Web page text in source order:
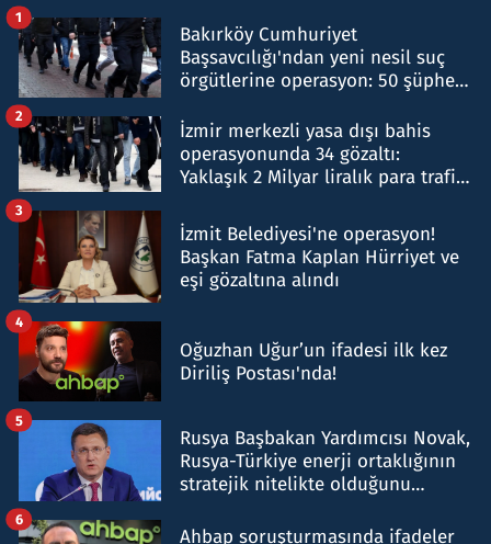
Bakırköy Cumhuriyet
Başsavcılığı'ndan yeni nesil suç
örgütlerine operasyon: 50 şüpheli
1
İzmir merkezli yasa dışı bahis
operasyonunda 34 gözaltı:
Yaklaşık 2 Milyar liralık para trafiği
2
İzmit Belediyesi'ne operasyon!
Başkan Fatma Kaplan Hürriyet ve
eşi gözaltına alındı
3
Oğuzhan Uğur’un ifadesi ilk kez
Diriliş Postası'nda!
4
Rusya Başbakan Yardımcısı Novak,
Rusya-Türkiye enerji ortaklığının
stratejik nitelikte olduğunu
5
Ahbap soruşturmasında ifadeler
6